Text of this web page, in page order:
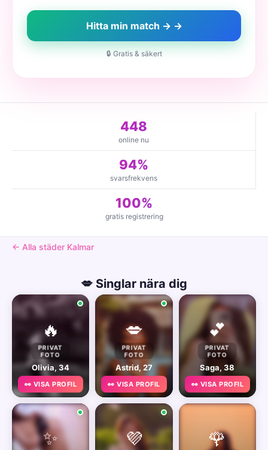
Hitta min match → →
🔒 Gratis & säkert
448
online nu
94%
svarsfrekvens
100%
gratis registrering
← Alla städer Kalmar
💋 Singlar nära dig
🔥
PRIVAT
FOTO
Olivia, 34
👀 VISA PROFIL
💋
PRIVAT
FOTO
Astrid, 27
👀 VISA PROFIL
💕
PRIVAT
FOTO
Saga, 38
👀 VISA PROFIL
✨ 💜 🌹